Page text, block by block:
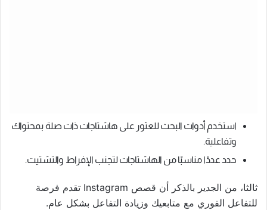
استخدم أدوات البحث للعثور على هاشتاجات ذات صلة بمحتواك
وتفاعلية.
حدد عددًا مناسبًا من الهاشتاجات لتجنب الإفراط والتشتيت.
ثالثا، من الجدير بالذكر أن قصص Instagram تقدم فرصة
للتفاعل الفوري مع متابعيك وزيادة التفاعل بشكل عام.